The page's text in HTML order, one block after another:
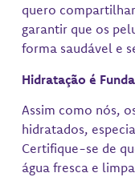
quero
garantir que os
forma saudável e
Hidratação é
Assim como nós,
hidratados,
Certifique-se de
água fresca e